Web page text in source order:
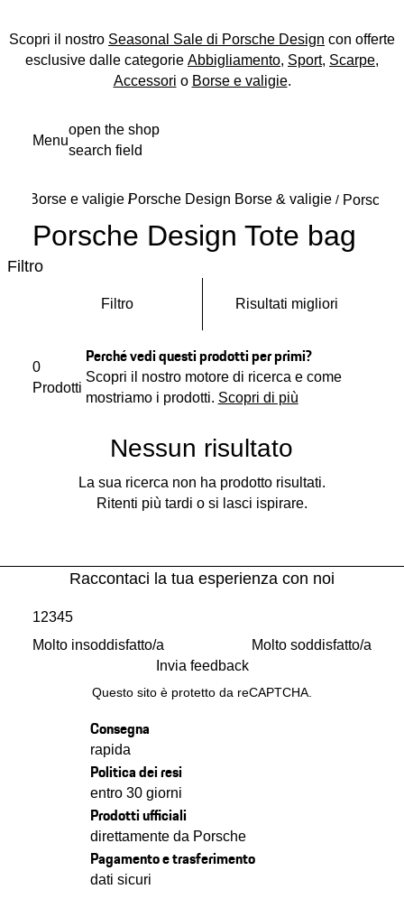
Scopri il nostro Seasonal Sale di Porsche Design con offerte
esclusive dalle categorie Abbigliamento, Sport, Scarpe,
Accessori o Borse e valigie.
Menu
open the shop
search field
Borse e valigie /Porsche Design Borse & valigie / Porsche
Porsche Design Tote bag
Filtro
Filtro Risultati migliori
0
Prodotti
Perché vedi questi prodotti per primi?
Scopri il nostro motore di ricerca e come
mostriamo i prodotti. Scopri di più
Nessun risultato
La sua ricerca non ha prodotto risultati.
Ritenti più tardi o si lasci ispirare.
Raccontaci la tua esperienza con noi
Molto insoddisfatto/a
12345
Molto soddisfatto/a
Invia feedback
Questo sito è protetto da reCAPTCHA.
Consegna
rapida
Politica dei resi
entro 30 giorni
Prodotti ufficiali
direttamente da Porsche
Pagamento e trasferimento
dati sicuri